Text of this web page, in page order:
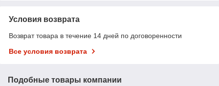
Условия возврата
Возврат товара в течение 14 дней по договоренности
Все условия возврата
Подобные товары компании